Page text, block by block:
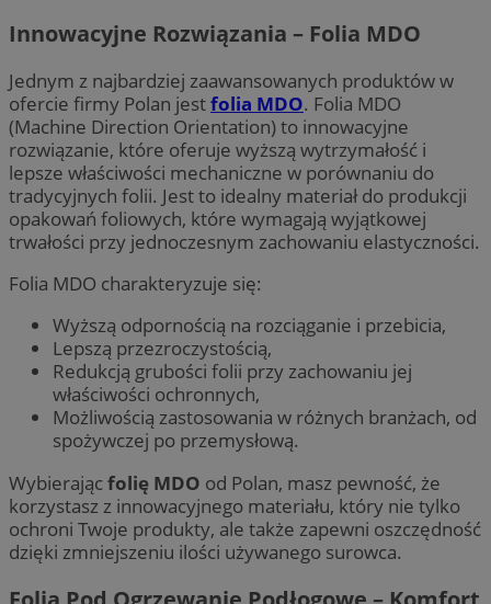
Innowacyjne Rozwiązania – Folia MDO
Jednym z najbardziej zaawansowanych produktów w
ofercie firmy Polan jestfolia MDO. Folia MDO
(Machine Direction Orientation) to innowacyjne
rozwiązanie, które oferuje wyższą wytrzymałość i
lepsze właściwości mechaniczne w porównaniu do
tradycyjnych folii. Jest to idealny materiał do produkcji
opakowań foliowych, które wymagają wyjątkowej
trwałości przy jednoczesnym zachowaniu elastyczności.
Folia MDO charakteryzuje się:
Wyższą odpornością na rozciąganie i przebicia,
Lepszą przezroczystością,
Redukcją grubości folii przy zachowaniu jej
właściwości ochronnych,
Możliwością zastosowania w różnych branżach, od
spożywczej po przemysłową.
Wybierającfolię MDO od Polan, masz pewność, że
korzystasz z innowacyjnego materiału, który nie tylko
ochroni Twoje produkty, ale także zapewni oszczędność
dzięki zmniejszeniu ilości używanego surowca.